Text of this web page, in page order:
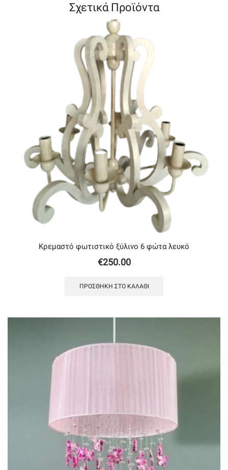
Σχετικά Προϊόντα
Κρεμαστό φωτιστικό ξύλινο 6 φώτα λευκό
€250.00
ΠΡΟΣΘΉΚΗ ΣΤΟ ΚΑΛΆΘΙ